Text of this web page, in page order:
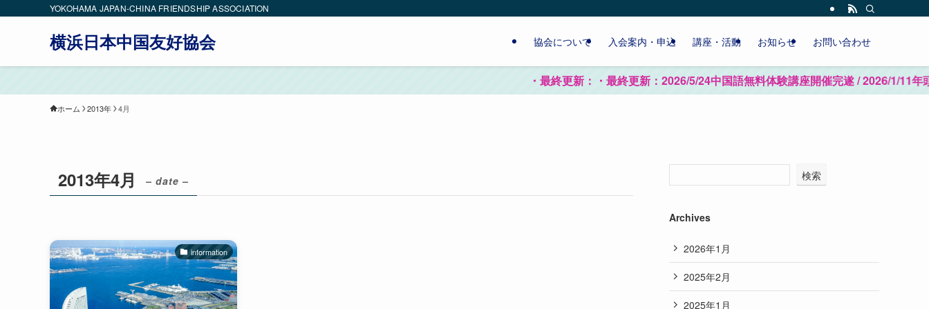
YOKOHAMA JAPAN-CHINA FRIENDSHIP ASSOCIATION
横浜日本中国友好協会 協会について 入会案内・申込 講座・活動 お知らせ お問い合わせ
・最終更新：・最終更新：2026/5/24中国語無料体験講座開催完遂 /
ホーム 2013年 4月
2013年4月 – date –
information
検索
Archives
2026年1月
2025年2月
2025年1月